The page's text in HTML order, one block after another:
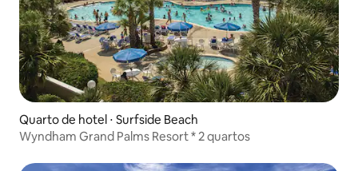
Quarto de hotel ⋅ Surfside Beach
Wyndham Grand Palms Resort * 2 quartos